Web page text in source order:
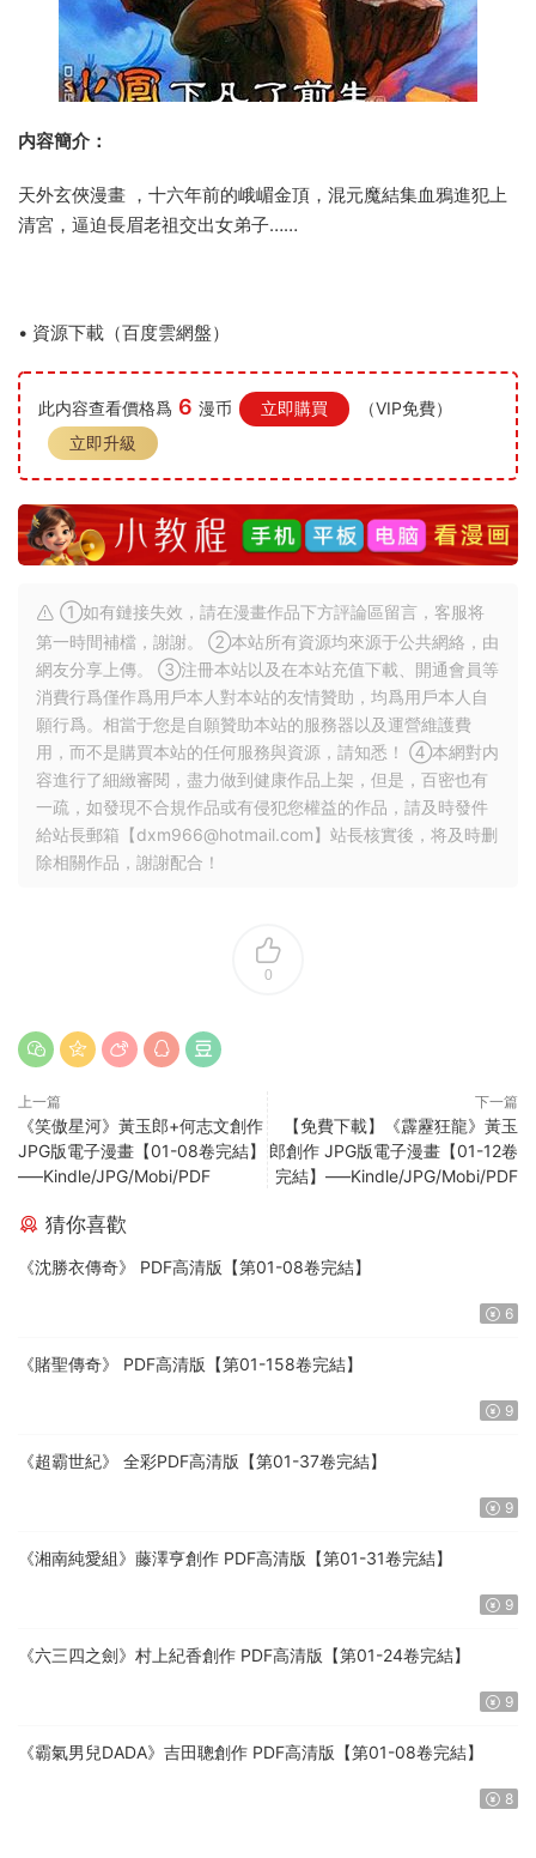
内容簡介：
天外玄俠漫畫 ，十六年前的峨嵋金頂，混元魔結集血鴉進犯上
清宮，逼迫長眉老祖交出女弟子……
• 資源下載（百度雲網盤）
此内容查看價格爲 6 漫币 立即購買
（VIP免費）
立即升級
①如有鏈接失效，請在漫畫作品下方評論區留言，客服将
第一時間補檔，謝謝。 ②本站所有資源均來源于公共網絡，由
網友分享上傳。 ③注冊本站以及在本站充值下載、開通會員等
消費行爲僅作爲用戶本人對本站的友情贊助，均爲用戶本人自
願行爲。相當于您是自願贊助本站的服務器以及運營維護費
用，而不是購買本站的任何服務與資源，請知悉！ ④本網對内
容進行了細緻審閱，盡力做到健康作品上架，但是，百密也有
一疏，如發現不合規作品或有侵犯您權益的作品，請及時發件
給站長郵箱【dxm966@hotmail.com】站長核實後，将及時删
除相關作品，謝謝配合！
0
上一篇
《笑傲星河》黃玉郎+何志文創作
JPG版電子漫畫【01-08卷完結】
—–Kindle/JPG/Mobi/PDF
下一篇
【免費下載】《霹靂狂龍》黃玉
郎創作 JPG版電子漫畫【01-12卷
完結】—–Kindle/JPG/Mobi/PDF
猜你喜歡
《沈勝衣傳奇》 PDF高清版【第01-08卷完結】
6
《賭聖傳奇》 PDF高清版【第01-158卷完結】
9
《超霸世紀》 全彩PDF高清版【第01-37卷完結】
9
《湘南純愛組》藤澤亨創作 PDF高清版【第01-31卷完結】
9
《六三四之劍》村上紀香創作 PDF高清版【第01-24卷完結】
9
《霸氣男兒DADA》吉田聰創作 PDF高清版【第01-08卷完結】
8